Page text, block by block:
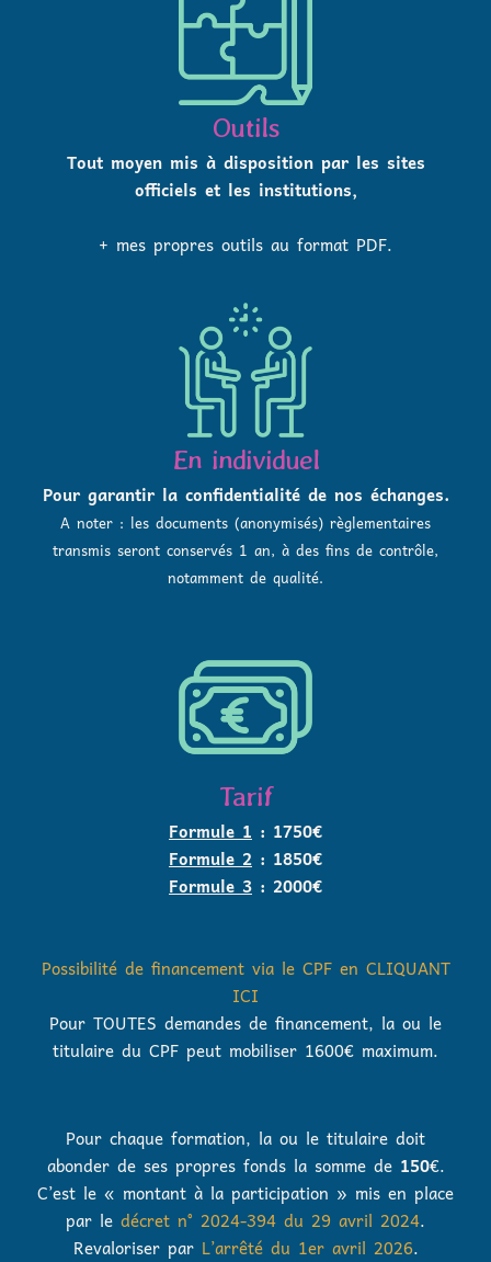
Outils
Tout moyen mis à disposition par les sites
officiels et les institutions,
+ mes propres outils au format PDF.
En individuel
Pour garantir la confidentialité de nos échanges.
A noter : les documents (anonymisés) règlementaires
transmis seront conservés 1 an, à des fins de contrôle,
notamment de qualité.
Tarif
Formule 1 : 1750€
Formule 2 : 1850€
Formule 3 : 2000€
Possibilité de financement via le CPF en CLIQUANT
ICI
Pour TOUTES demandes de financement, la ou le
titulaire du CPF peut mobiliser 1600€ maximum.
Pour chaque formation, la ou le titulaire doit
abonder de ses propres fonds la somme de150€.
C’est le « montant à la participation » mis en place
par le décret n° 2024-394 du 29 avril 2024.
Revaloriser par L’arrêté du 1er avril 2026.